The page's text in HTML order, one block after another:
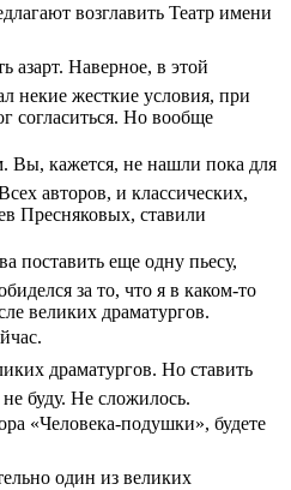
возглавить Театр имени
азарт. Наверное, в этой
некие жесткие условия, при
согласиться. Но вообще
Вы, кажется, не нашли пока для
авторов, и классических,
Пресняковых, ставили
поставить еще одну пьесу,
за то, что я в каком-то
великих драматургов.
драматургов. Но ставить
буду. Не сложилось.
«Человека-подушки», будете
один из великих